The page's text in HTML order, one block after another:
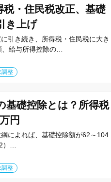
・住民税改正、基礎
き上げ
引き続き、所得税・住民税に大き
給与所得控除の…
調整
基礎控除とは？所得税
円
によれば、基礎控除額が62～104
）…
調整